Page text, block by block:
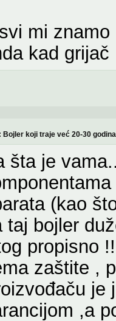
mi
kad
Bojler koji traje već 20-30
šta je
(kao
taj bojler
propisno
zaštite ,
je
,a